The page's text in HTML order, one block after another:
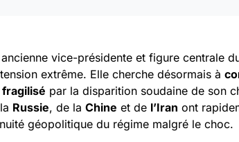
vice-présidente et figure centrale
extrême. Elle cherche désormais à
fragilisé par la disparition soudaine de son
Russie, de la Chine et de l’Iran ont
géopolitique du régime malgré le choc.